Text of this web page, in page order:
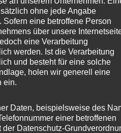
leisten?
muss man etwa 800-
oben alles offen, wenn man
feiert. Aber
sein, sondern nur
Schulden machen sollte.
großen Fest zu Beginn ab.
ohne jede Angabe
eine betroffene Person
über unsere
eine Verarbeitung
werden. Ist die Verarbeitung
und besteht für eine solche
holen wir generell eine
ein.
Daten, beispielsweise des
einer betroffenen
Datenschutz-